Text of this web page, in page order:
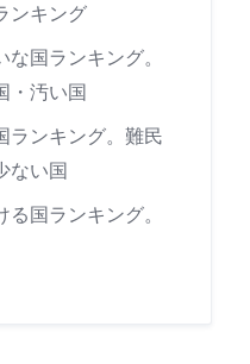
ンキング
国ランキング。
・汚い国
ランキング。難民
ない国
国ランキング。